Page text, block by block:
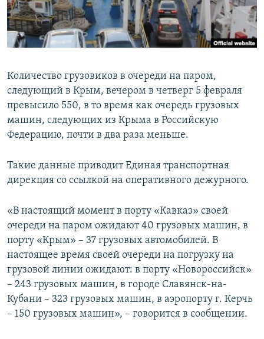
ПОБЕДИТЕЛЕЙ НЕ СУДЯТ?
КРЫМ.НЕПОКОРЕННЫЙ
УКРАИНСКАЯ ПРОБЛЕМА КРЫМА
ПРИСОЕДИНЯЙТЕСЬ!
Все сайты RFE/RL
Количество грузовиков в очереди на паром,
следующий в Крым, вечером в четверг 5 февраля
превысило 550, в то время как очередь грузовых
машин, следующих из Крыма в Российскую
Федерацию, почти в два раза меньше.
Такие данные приводит Единая транспортная
дирекция со ссылкой на оперативного дежурного.
«В настоящий момент в порту «Кавказ» своей
очереди на паром ожидают 40 грузовых машин, в
порту «Крым» – 37 грузовых автомобилей. В
настоящее время своей очереди на погрузку на
грузовой линии ожидают: в порту «Новороссийск»
– 243 грузовых машин, в городе Славянск-на-
Кубани – 323 грузовых машин, в аэропорту г. Керчь
– 150 грузовых машин», – говорится в сообщении.